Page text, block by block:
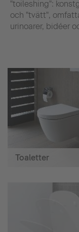
"toileshing":
och "tvätt",
urinoarer, bidéer
Toaletter